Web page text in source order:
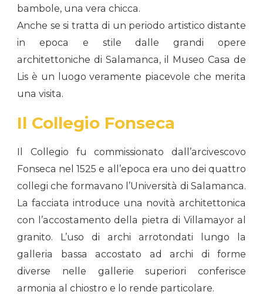
bambole, una vera chicca.
Anche se si tratta di un periodo artistico distante
in epoca e stile dalle grandi opere
architettoniche di Salamanca, il Museo Casa de
Lis è un luogo veramente piacevole che merita
una visita.
Il Collegio Fonseca
Il Collegio fu commissionato dall’arcivescovo
Fonseca nel 1525 e all’epoca era uno dei quattro
collegi che formavano l’Università di Salamanca.
La facciata introduce una novità architettonica
con l’accostamento della pietra di Villamayor al
granito. L’uso di archi arrotondati lungo la
galleria bassa accostato ad archi di forme
diverse nelle gallerie superiori conferisce
armonia al chiostro e lo rende particolare.